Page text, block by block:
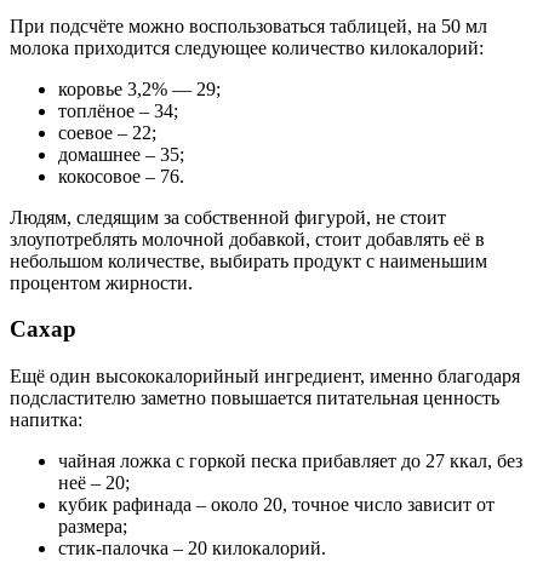
При подсчёте можно воспользоваться таблицей, на 50 мл
молока приходится следующее количество килокалорий:
коровье 3,2% — 29;
топлёное – 34;
соевое – 22;
домашнее – 35;
кокосовое – 76.
Людям, следящим за собственной фигурой, не стоит
злоупотреблять молочной добавкой, стоит добавлять её в
небольшом количестве, выбирать продукт с наименьшим
процентом жирности.
Сахар
Ещё один высококалорийный ингредиент, именно благодаря
подсластителю заметно повышается питательная ценность
напитка:
чайная ложка с горкой песка прибавляет до 27 ккал, без
неё – 20;
кубик рафинада – около 20, точное число зависит от
размера;
стик-палочка – 20 килокалорий.